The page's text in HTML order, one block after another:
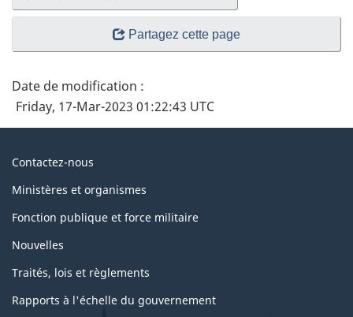
Partagez cette page
Date de modification :
Friday, 17-Mar-2023 01:22:43 UTC
À
propos
du
gouvernement
Contactez-nous
Ministères et organismes
Fonction publique et force militaire
Nouvelles
Traités, lois et règlements
Rapports à l'échelle du gouvernement